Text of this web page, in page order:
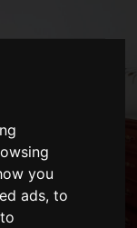
you
ads, to
de
única
conforto